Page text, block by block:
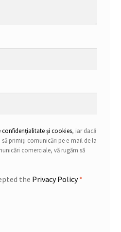
și cookies, iar dacă
primiți comunicări pe e-mail de la
comerciale, vă rugăm să
the Privacy Policy*